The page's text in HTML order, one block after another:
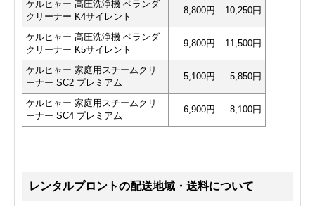
ケルヒャー 高圧洗浄機 ベランダ
クリーナー K4サイレント
8,800円 10,250円
ケルヒャー 高圧洗浄機 ベランダ
クリーナー K5サイレント
9,800円 11,500円
ケルヒャー 家庭用スチームクリ
ーナー SC2 プレミアム
5,100円 5,850円
ケルヒャー 家庭用スチームクリ
ーナー SC4 プレミアム
6,900円 8,100円
レンタルプロントの配送地域・送料について